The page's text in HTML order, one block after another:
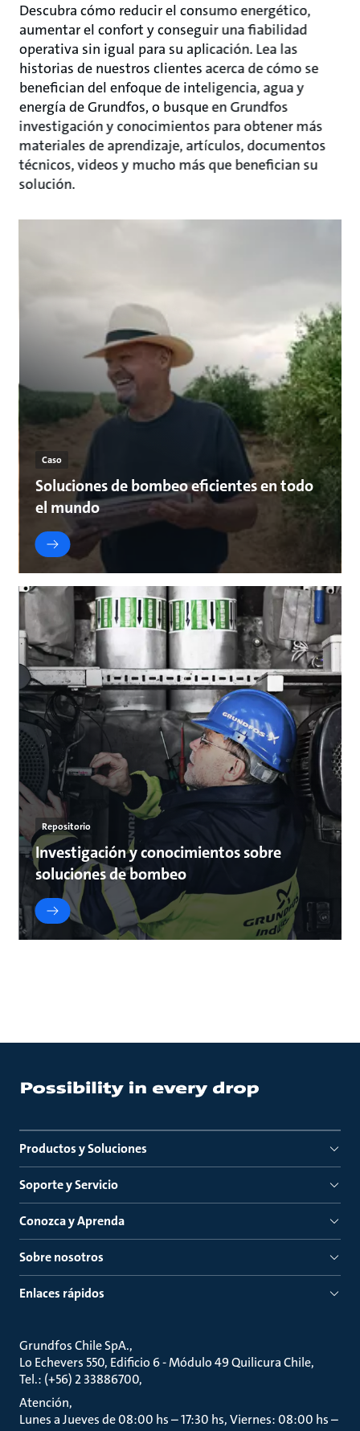
Descubra cómo reducir el consumo energético,
aumentar el confort y conseguir una fiabilidad
operativa sin igual para su aplicación. Lea las
historias de nuestros clientes acerca de cómo se
benefician del enfoque de inteligencia, agua y
energía de Grundfos, o busque en Grundfos
investigación y conocimientos para obtener más
materiales de aprendizaje, artículos, documentos
técnicos, videos y mucho más que benefician su
solución.
Caso
Soluciones de bombeo eficientes en todo
el mundo
Repositorio
Investigación y conocimientos sobre
soluciones de bombeo
Productos y Soluciones
Soporte y Servicio
Conozca y Aprenda
Sobre nosotros
Enlaces rápidos
Grundfos Chile SpA.
Lo Echevers 550, Edificio 6 - Módulo 49 Quilicura Chile
Tel.: (+56) 2 33886700
Atención
Lunes a Jueves de 08:00 hs – 17:30 hs, Viernes: 08:00 hs –